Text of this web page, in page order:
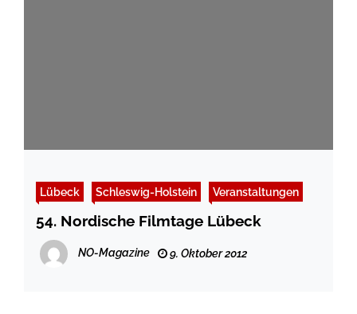
Lübeck Schleswig-Holstein Veranstaltungen
54. Nordische Filmtage Lübeck
NO-Magazine 9. Oktober 2012